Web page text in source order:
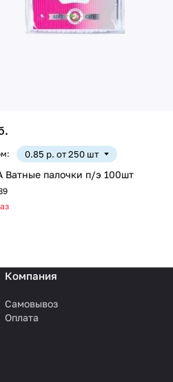
0.85 р. от 250 шт
Ватные палочки п/э 100шт
Компания
Самовывоз
Оплата